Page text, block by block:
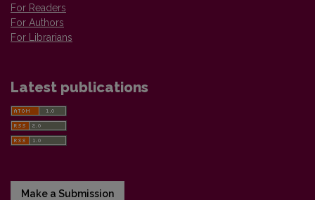
For Readers
For Authors
For Librarians
Latest publications
Make a Submission